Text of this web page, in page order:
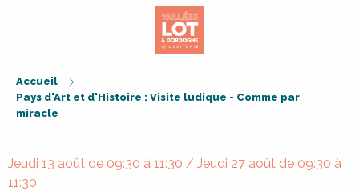
Accueil
Pays d'Art et d'Histoire : Visite ludique - Comme par
miracle
Jeudi 13 août de 09:30 à 11:30 / Jeudi 27 août de 09:30 à
11:30